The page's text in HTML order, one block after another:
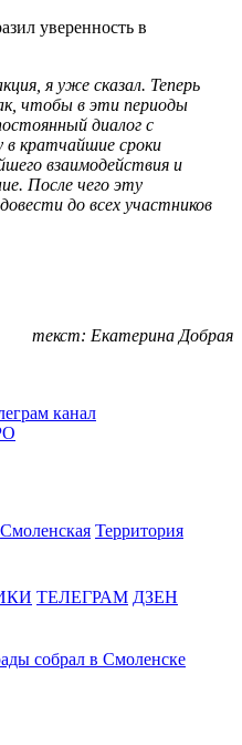
уверенность в
я уже сказал. Теперь
чтобы в эти периоды
диалог с
кратчайшие сроки
взаимодействия и
После чего эту
до всех участников
текст: Екатерина Добрая
канал
Смоленская Территория
ТЕЛЕГРАМ ДЗЕН
собрал в Смоленске